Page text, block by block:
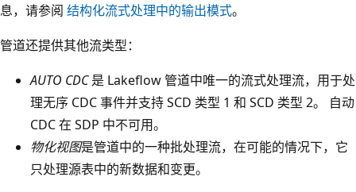
息，请参阅 结构化流式处理中的输出模式。
管道还提供其他流类型：
AUTO CDC是 Lakeflow 管道中唯一的流式处理流，用于处
理无序 CDC 事件并支持 SCD 类型 1 和 SCD 类型 2。 自动
CDC 在 SDP 中不可用。
物化视图是管道中的一种批处理流，在可能的情况下，它
只处理源表中的新数据和变更。